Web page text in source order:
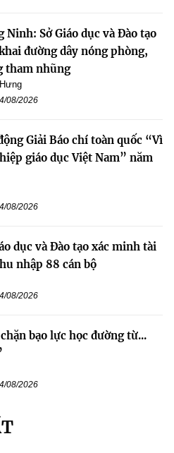
Ninh: Sở Giáo dục và Đào tạo
đường dây nóng phòng,
tham nhũng
08/2026
Giải Báo chí toàn quốc “Vì
giáo dục Việt Nam” năm
08/2026
dục và Đào tạo xác minh tài
nhập 88 cán bộ
08/2026
bạo lực học đường từ...
08/2026